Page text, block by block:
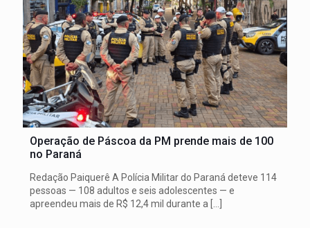
Operação de Páscoa da PM prende mais de 100
no Paraná
Redação Paiquerê A Polícia Militar do Paraná deteve 114
pessoas — 108 adultos e seis adolescentes — e
apreendeu mais de R$ 12,4 mil durante a